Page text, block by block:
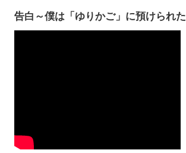
告白～僕は「ゆりかご」に預けられた